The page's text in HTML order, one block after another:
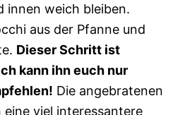
innen weich bleiben.
aus der Pfanne und
Dieser Schritt ist
kann ihn euch nur
Die angebratenen
eine viel interessantere